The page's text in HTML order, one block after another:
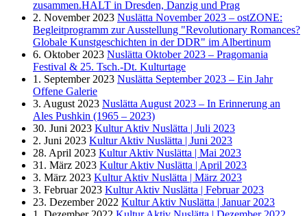
zusammen.HALT in Dresden, Danzig und Prag
2. November 2023 Nuslätta November 2023 – ostZONE:
Begleitprogramm zur Ausstellung "Revolutionary Romances?
Globale Kunstgeschichten in der DDR" im Albertinum
6. Oktober 2023 Nuslätta Oktober 2023 – Pragomania
Festival & 25. Tsch.-Dt. Kulturtage
1. September 2023 Nuslätta September 2023 – Ein Jahr
Offene Galerie
3. August 2023 Nuslätta August 2023 – In Erinnerung an
Ales Pushkin (1965 – 2023)
30. Juni 2023 Kultur Aktiv Nuslätta | Juli 2023
2. Juni 2023 Kultur Aktiv Nuslätta | Juni 2023
28. April 2023 Kultur Aktiv Nuslätta | Mai 2023
31. März 2023 Kultur Aktiv Nuslätta | April 2023
3. März 2023 Kultur Aktiv Nuslätta | März 2023
3. Februar 2023 Kultur Aktiv Nuslätta | Februar 2023
23. Dezember 2022 Kultur Aktiv Nuslätta | Januar 2023